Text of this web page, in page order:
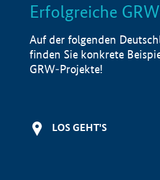
LISTE
Erfolgreiche
Auf der folgenden
finden Sie konkrete
GRW-Projekte!
LOS GEHT'S